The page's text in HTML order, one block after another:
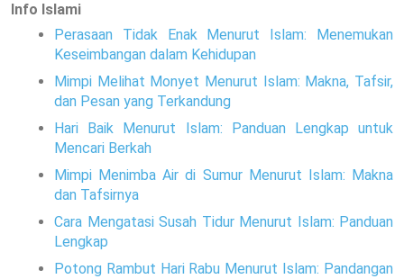
Info Islami
Perasaan Tidak Enak Menurut Islam: Menemukan
Keseimbangan dalam Kehidupan
Mimpi Melihat Monyet Menurut Islam: Makna, Tafsir,
dan Pesan yang Terkandung
Hari Baik Menurut Islam: Panduan Lengkap untuk
Mencari Berkah
Mimpi Menimba Air di Sumur Menurut Islam: Makna
dan Tafsirnya
Cara Mengatasi Susah Tidur Menurut Islam: Panduan
Lengkap
Potong Rambut Hari Rabu Menurut Islam: Pandangan